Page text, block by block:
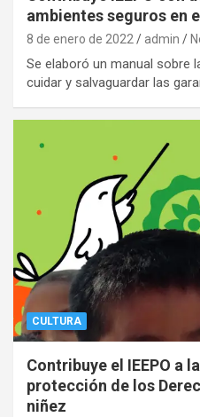
ambientes seguros en
8 de enero de 2022 admin
Se elaboró un manual sobre
cuidar y salvaguardar las
CULTURA
Contribuye el IEEPO a
protección de los
niñez